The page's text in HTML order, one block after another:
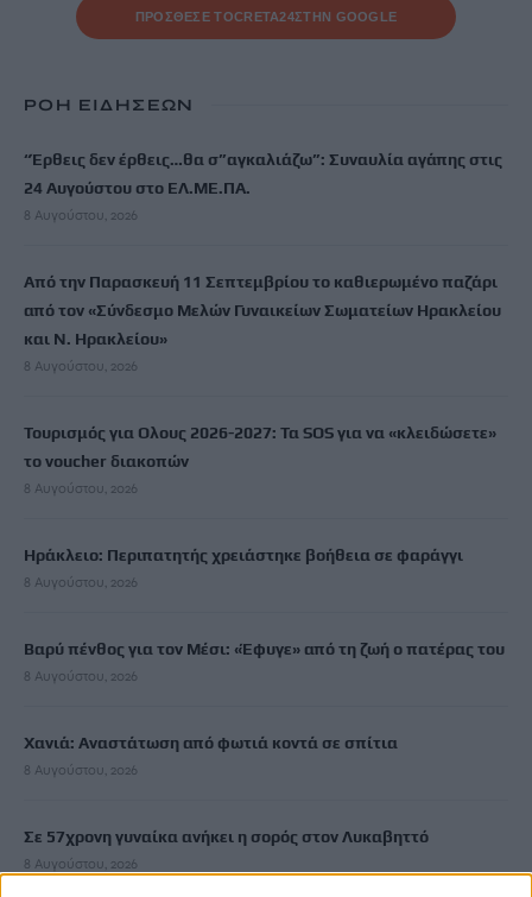
ΠΡΟΣΘΕΣΕ ΤΟCRETA24ΣΤΗΝ GOOGLE
ΡΟΗ ΕΙΔΗΣΕΩΝ
“Έρθεις δεν έρθεις…θα σ”αγκαλιάζω”: Συναυλία αγάπης στις
24 Αυγούστου στο ΕΛ.ΜΕ.ΠΑ.
8 Αυγούστου, 2026
Από την Παρασκευή 11 Σεπτεμβρίου το καθιερωμένο παζάρι
από τον «Σύνδεσμο Μελών Γυναικείων Σωματείων Ηρακλείου
και Ν. Ηρακλείου»
8 Αυγούστου, 2026
Τουρισμός για Ολους 2026-2027: Τα SOS για να «κλειδώσετε»
το voucher διακοπών
8 Αυγούστου, 2026
Ηράκλειο: Περιπατητής χρειάστηκε βοήθεια σε φαράγγι
8 Αυγούστου, 2026
Βαρύ πένθος για τον Μέσι: «Έφυγε» από τη ζωή ο πατέρας του
8 Αυγούστου, 2026
Χανιά: Αναστάτωση από φωτιά κοντά σε σπίτια
8 Αυγούστου, 2026
Σε 57χρονη γυναίκα ανήκει η σορός στον Λυκαβηττό
8 Αυγούστου, 2026